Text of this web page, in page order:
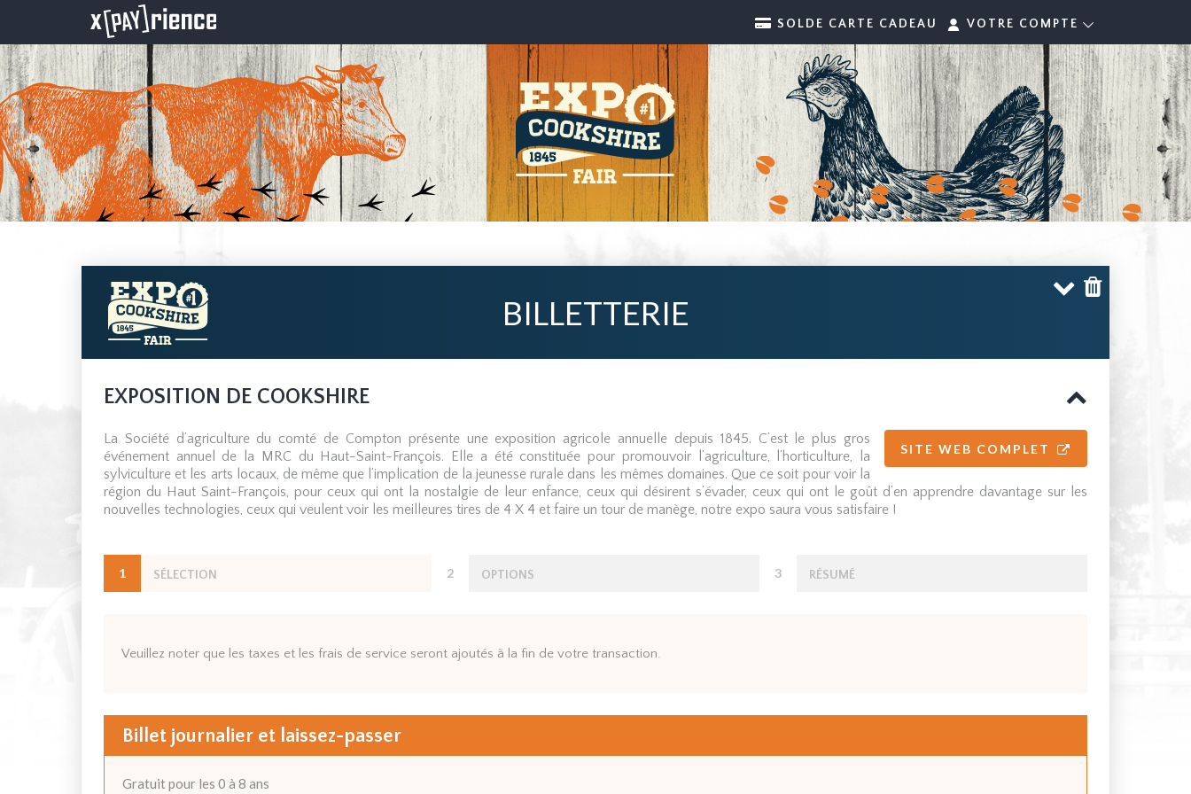
SOLDE CARTE CADEAU VOTRE COMPTE
BILLETTERIE
EXPOSITION DE COOKSHIRE
SITE WEB COMPLET
La Société d’agriculture du comté de Compton présente une exposition agricole annuelle depuis 1845. C’est le plus gros
événement annuel de la MRC du Haut-Saint-François. Elle a été constituée pour promouvoir l’agriculture, l’horticulture, la
sylviculture et les arts locaux, de même que l’implication de la jeunesse rurale dans les mêmes domaines. Que ce soit pour voir la
région du Haut Saint-François, pour ceux qui ont la nostalgie de leur enfance, ceux qui désirent s’évader, ceux qui ont le goût d’en apprendre davantage sur les
nouvelles technologies, ceux qui veulent voir les meilleures tires de 4 X 4 et faire un tour de manège, notre expo saura vous satisfaire !
1 SÉLECTION 2 OPTIONS 3 RÉSUMÉ
Veuillez noter que les taxes et les frais de service seront ajoutés à la fin de votre transaction.
Billet journalier et laissez-passer
Gratuit pour les 0 à 8 ans